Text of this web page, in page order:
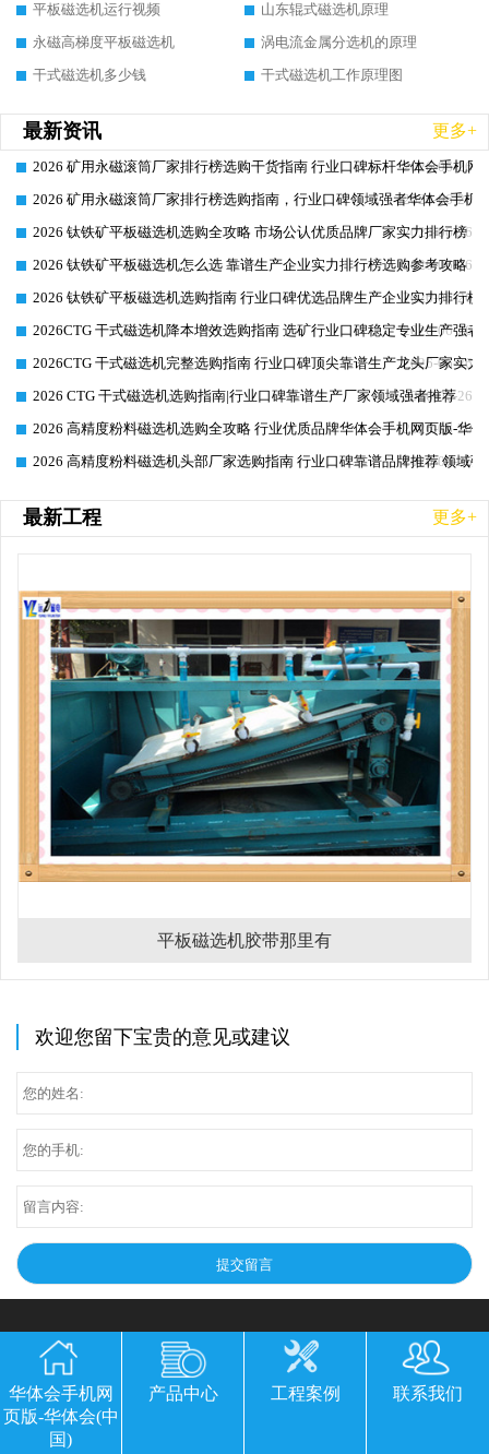
平板磁选机运行视频
山东辊式磁选机原理
永磁高梯度平板磁选机
涡电流金属分选机的原理
干式磁选机多少钱
干式磁选机工作原理图
最新资讯 更多+
2026-06-26
2026 矿用永磁滚筒厂家排行榜选购干货指南 行业口碑标杆华体会手机网
2026-06-26
2026 矿用永磁滚筒厂家排行榜选购指南，行业口碑领域强者华体会手机
2026-06-26
2026 钛铁矿平板磁选机选购全攻略 市场公认优质品牌厂家实力排行榜
2026-06-26
2026 钛铁矿平板磁选机怎么选 靠谱生产企业实力排行榜选购参考攻略
2026-06-26
2026 钛铁矿平板磁选机选购指南 行业口碑优选品牌生产企业实力排行榜
2026-06-26
2026CTG 干式磁选机降本增效选购指南 选矿行业口碑稳定专业生产强者
2026-06-26
2026CTG 干式磁选机完整选购指南 行业口碑顶尖靠谱生产龙头厂家实力
2026-06-26
2026 CTG 干式磁选机选购指南|行业口碑靠谱生产厂家领域强者推荐
2026-06-26
2026 高精度粉料磁选机选购全攻略 行业优质品牌华体会手机网页版-华
2026-06-26
2026 高精度粉料磁选机头部厂家选购指南 行业口碑靠谱品牌推荐 领域
最新工程 更多+
平板磁选机胶带那里有
欢迎您留下宝贵的意见或建议
华体会手机网页版-华体会(中国)
华体会手机网
页版-华体会(中
国)
产品中心 工程案例 联系我们